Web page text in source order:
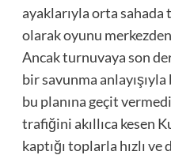
ayaklarıyla orta sahada
olarak oyunu
Ancak turnuvaya son
bir savunma
bu planına geçit
trafiğini akıllıca kesen
kaptığı toplarla hızlı